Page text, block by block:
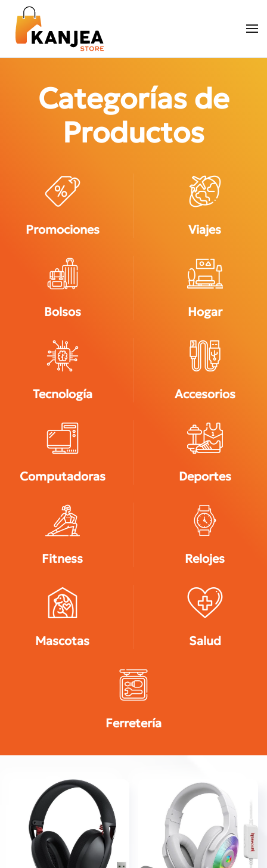
Skip to main content
Categorías de
Productos
Promociones Viajes
Bolsos Hogar
Tecnología Accesorios
Computadoras Deportes
Fitness Relojes
Mascotas Salud
Ferretería